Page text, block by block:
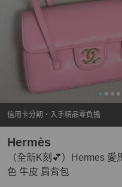
信用卡分期・入手精品零負擔
（全新K刻💕）Hermes
色 牛皮 肩背包
Hermès